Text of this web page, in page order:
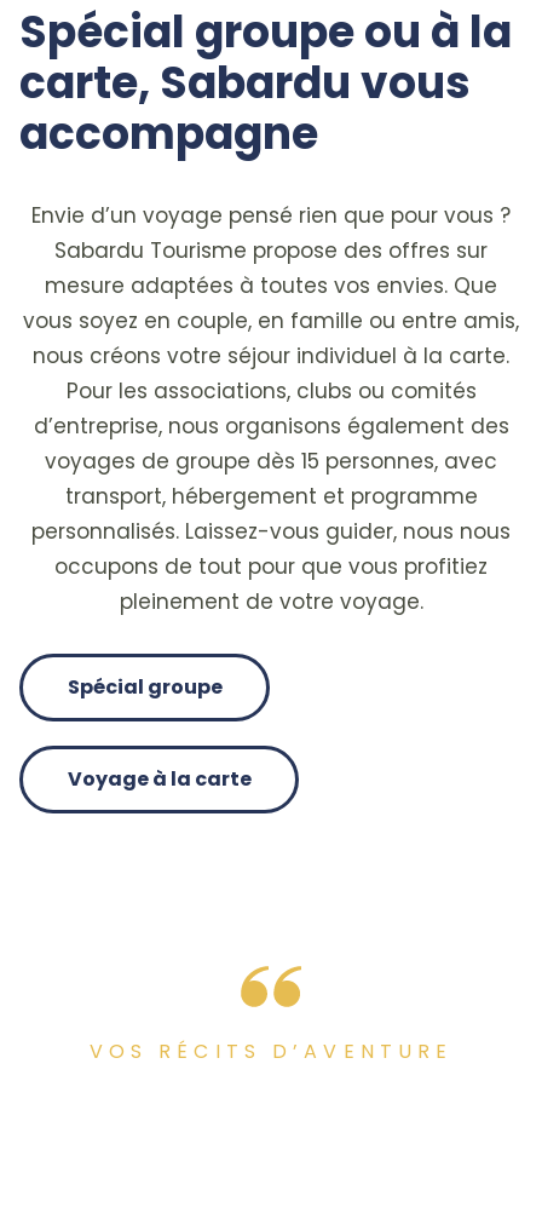
Spécial groupe ou à la
carte, Sabardu vous
accompagne
Envie d’un voyage pensé rien que pour vous ?
Sabardu Tourisme propose des offres sur
mesure adaptées à toutes vos envies. Que
vous soyez en couple, en famille ou entre amis,
nous créons votre séjour individuel à la carte.
Pour les associations, clubs ou comités
d’entreprise, nous organisons également des
voyages de groupe dès 15 personnes, avec
transport, hébergement et programme
personnalisés. Laissez-vous guider, nous nous
occupons de tout pour que vous profitiez
pleinement de votre voyage.
Spécial groupe
Voyage à la carte
VOS RÉCITS D’AVENTURE